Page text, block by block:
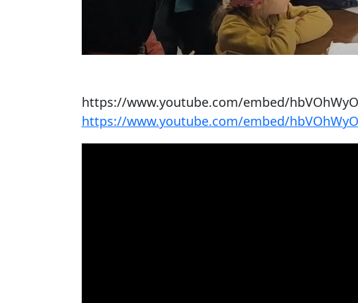
https://www.youtube.com/embed/
https://www.youtube.com/embed/